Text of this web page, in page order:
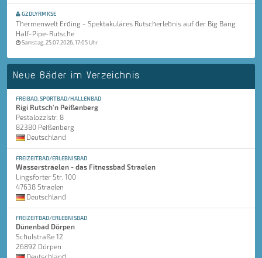
GZDLYRMKSE
Thermenwelt Erding - Spektakuläres Rutscherlebnis auf der Big Bang
Half-Pipe-Rutsche
Samstag, 25.07.2026, 17:05 Uhr
Neue Bäder im Verzeichnis
FREIBAD, SPORTBAD/HALLENBAD
Rigi Rutsch'n Peißenberg
Pestalozzistr. 8
82380 Peißenberg
Deutschland
FREIZEITBAD/ERLEBNISBAD
Wasserstraelen - das Fitnessbad Straelen
Lingsforter Str. 100
47638 Straelen
Deutschland
FREIZEITBAD/ERLEBNISBAD
Dünenbad Dörpen
Schulstraße 12
26892 Dörpen